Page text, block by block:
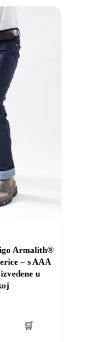
Armalith®
– s AAA
u
🛒